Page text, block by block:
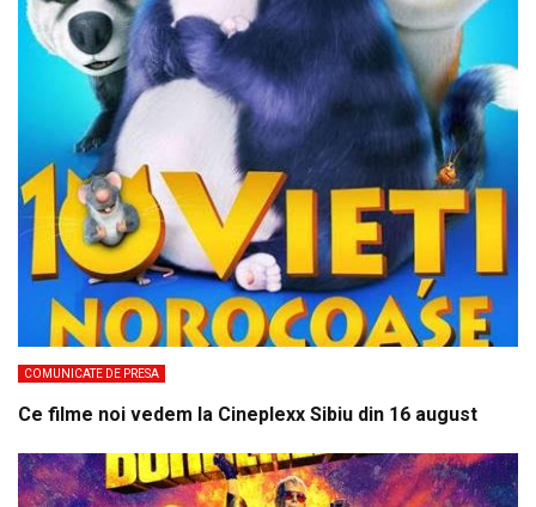
COMUNICATE DE PRESA
Ce filme noi vedem la Cineplexx Sibiu din 16 august